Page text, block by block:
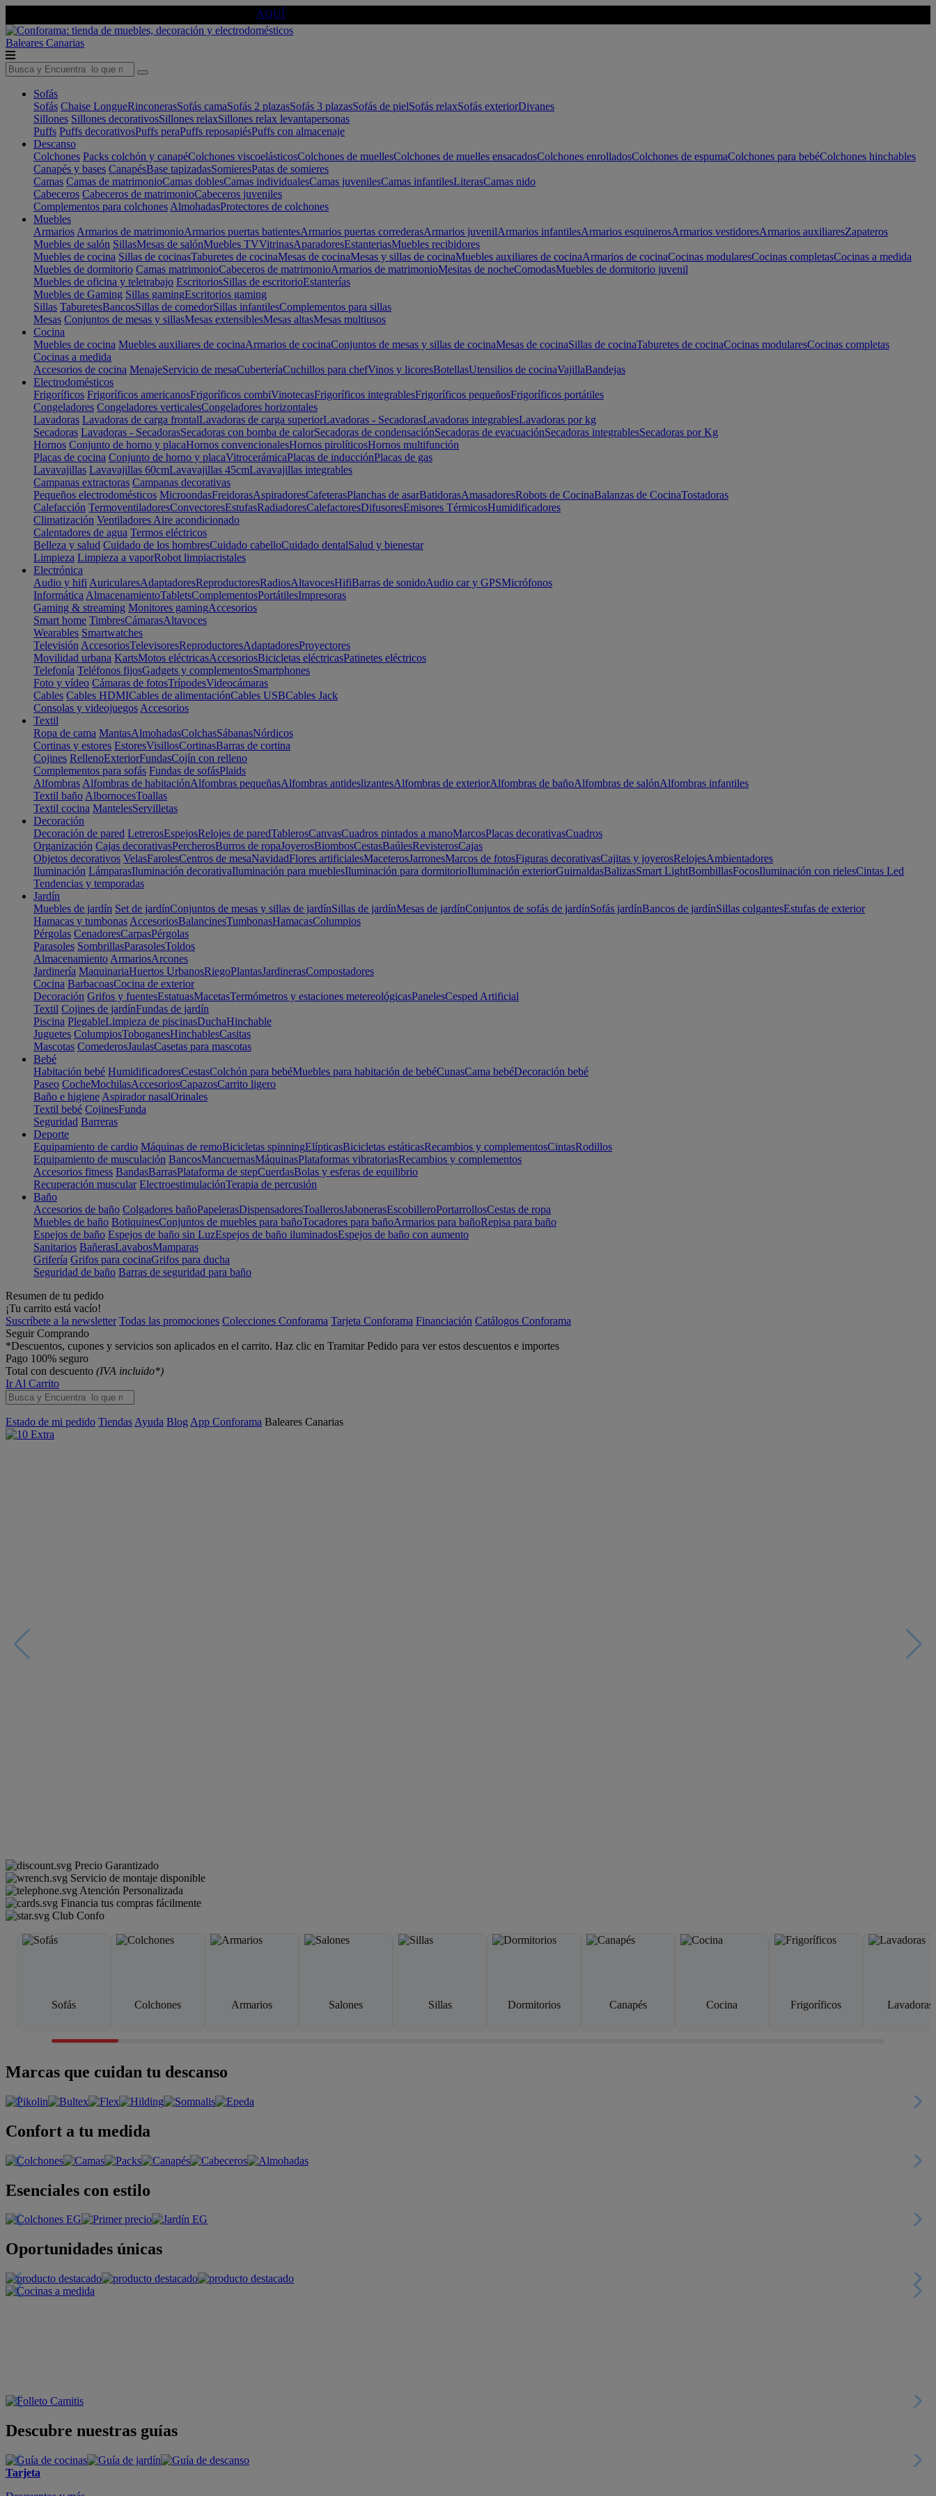
AQUÍ
Baleares Canarias
Sofás
Sofás Chaise LongueRinconerasSofás camaSofás 2 plazasSofás 3 plazasSofás de pielSofás relaxSofás exteriorDivanes
Sillones Sillones decorativosSillones relaxSillones relax levantapersonas
Puffs Puffs decorativosPuffs peraPuffs reposapiésPuffs con almacenaje
Descanso
Colchones Packs colchón y canapéColchones viscoelásticosColchones de muellesColchones de muelles ensacadosColchones enrolladosColchones de espumaColchones para bebéColchones hinchables
Canapés y bases CanapésBase tapizadasSomieresPatas de somieres
Camas Camas de matrimonioCamas doblesCamas individualesCamas juvenilesCamas infantilesLiterasCamas nido
Cabeceros Cabeceros de matrimonioCabeceros juveniles
Complementos para colchones AlmohadasProtectores de colchones
Muebles
Armarios Armarios de matrimonioArmarios puertas batientesArmarios puertas correderasArmarios juvenilArmarios infantilesArmarios esquinerosArmarios vestidoresArmarios auxiliaresZapateros
Muebles de salón SillasMesas de salónMuebles TVVitrinasAparadoresEstanteriasMuebles recibidores
Muebles de cocina Sillas de cocinasTaburetes de cocinaMesas de cocinaMesas y sillas de cocinaMuebles auxiliares de cocinaArmarios de cocinaCocinas modularesCocinas completasCocinas a medida
Muebles de dormitorio Camas matrimonioCabeceros de matrimonioArmarios de matrimonioMesitas de nocheComodasMuebles de dormitorio juvenil
Muebles de oficina y teletrabajo EscritoriosSillas de escritorioEstanterías
Muebles de Gaming Sillas gamingEscritorios gaming
Sillas TaburetesBancosSillas de comedorSillas infantilesComplementos para sillas
Mesas Conjuntos de mesas y sillasMesas extensiblesMesas altasMesas multiusos
Cocina
Muebles de cocina Muebles auxiliares de cocinaArmarios de cocinaConjuntos de mesas y sillas de cocinaMesas de cocinaSillas de cocinaTaburetes de cocinaCocinas modularesCocinas completas
Cocinas a medida
Accesorios de cocina MenajeServicio de mesaCuberteríaCuchillos para chefVinos y licoresBotellasUtensilios de cocinaVajillaBandejas
Electrodomésticos
Frigoríficos Frigoríficos americanosFrigoríficos combiVinotecasFrigoríficos integrablesFrigoríficos pequeñosFrigoríficos portátiles
Congeladores Congeladores verticalesCongeladores horizontales
Lavadoras Lavadoras de carga frontalLavadoras de carga superiorLavadoras - SecadorasLavadoras integrablesLavadoras por kg
Secadoras Lavadoras - SecadorasSecadoras con bomba de calorSecadoras de condensaciónSecadoras de evacuaciónSecadoras integrablesSecadoras por Kg
Hornos Conjunto de horno y placaHornos convencionalesHornos pirolíticosHornos multifunción
Placas de cocina Conjunto de horno y placaVitrocerámicaPlacas de inducciónPlacas de gas
Lavavajillas Lavavajillas 60cmLavavajillas 45cmLavavajillas integrables
Campanas extractoras Campanas decorativas
Pequeños electrodomésticos MicroondasFreidorasAspiradoresCafeterasPlanchas de asarBatidorasAmasadoresRobots de CocinaBalanzas de CocinaTostadoras
Calefacción TermoventiladoresConvectoresEstufasRadiadoresCalefactoresDifusoresEmisores TérmicosHumidificadores
Climatización Ventiladores Aire acondicionado
Calentadores de agua Termos eléctricos
Belleza y salud Cuidado de los hombresCuidado cabelloCuidado dentalSalud y bienestar
Limpieza Limpieza a vaporRobot limpiacristales
Electrónica
Audio y hifi AuricularesAdaptadoresReproductoresRadiosAltavocesHifiBarras de sonidoAudio car y GPSMicrófonos
Informática AlmacenamientoTabletsComplementosPortátilesImpresoras
Gaming & streaming Monitores gamingAccesorios
Smart home TimbresCámarasAltavoces
Wearables Smartwatches
Televisión AccesoriosTelevisoresReproductoresAdaptadoresProyectores
Movilidad urbana KartsMotos eléctricasAccesoriosBicicletas eléctricasPatinetes eléctricos
Telefonía Teléfonos fijosGadgets y complementosSmartphones
Foto y vídeo Cámaras de fotosTrípodesVideocámaras
Cables Cables HDMICables de alimentaciónCables USBCables Jack
Consolas y videojuegos Accesorios
Textil
Ropa de cama MantasAlmohadasColchasSábanasNórdicos
Cortinas y estores EstoresVisillosCortinasBarras de cortina
Cojines RellenoExteriorFundasCojín con relleno
Complementos para sofás Fundas de sofásPlaids
Alfombras Alfombras de habitaciónAlfombras pequeñasAlfombras antideslizantesAlfombras de exteriorAlfombras de bañoAlfombras de salónAlfombras infantiles
Textil baño AlbornocesToallas
Textil cocina MantelesServilletas
Decoración
Decoración de pared LetrerosEspejosRelojes de paredTablerosCanvasCuadros pintados a manoMarcosPlacas decorativasCuadros
Organización Cajas decorativasPercherosBurros de ropaJoyerosBiombosCestasBaúlesRevisterosCajas
Objetos decorativos VelasFarolesCentros de mesaNavidadFlores artificialesMaceterosJarronesMarcos de fotosFiguras decorativasCajitas y joyerosRelojesAmbientadores
Iluminación LámparasIluminación decorativaIluminación para mueblesIluminación para dormitorioIluminación exteriorGuirnaldasBalizasSmart LightBombillasFocosIluminación con rielesCintas Led
Tendencias y temporadas
Jardín
Muebles de jardín Set de jardínConjuntos de mesas y sillas de jardínSillas de jardínMesas de jardínConjuntos de sofás de jardínSofás jardínBancos de jardínSillas colgantesEstufas de exterior
Hamacas y tumbonas AccesoriosBalancinesTumbonasHamacasColumpios
Pérgolas CenadoresCarpasPérgolas
Parasoles SombrillasParasolesToldos
Almacenamiento ArmariosArcones
Jardinería MaquinariaHuertos UrbanosRiegoPlantasJardinerasCompostadores
Cocina BarbacoasCocina de exterior
Decoración Grifos y fuentesEstatuasMacetasTermómetros y estaciones metereológicasPanelesCesped Artificial
Textil Cojines de jardínFundas de jardín
Piscina PlegableLimpieza de piscinasDuchaHinchable
Juguetes ColumpiosToboganesHinchablesCasitas
Mascotas ComederosJaulasCasetas para mascotas
Bebé
Habitación bebé HumidificadoresCestasColchón para bebéMuebles para habitación de bebéCunasCama bebéDecoración bebé
Paseo CocheMochilasAccesoriosCapazosCarrito ligero
Baño e higiene Aspirador nasalOrinales
Textil bebé CojinesFunda
Seguridad Barreras
Deporte
Equipamiento de cardio Máquinas de remoBicicletas spinningElípticasBicicletas estáticasRecambios y complementosCintasRodillos
Equipamiento de musculación BancosMancuernasMáquinasPlataformas vibratoriasRecambios y complementos
Accesorios fitness BandasBarrasPlataforma de stepCuerdasBolas y esferas de equilibrio
Recuperación muscular ElectroestimulaciónTerapia de percusión
Baño
Accesorios de baño Colgadores bañoPapelerasDispensadoresToallerosJabonerasEscobilleroPortarrollosCestas de ropa
Muebles de baño BotiquinesConjuntos de muebles para bañoTocadores para bañoArmarios para bañoRepisa para baño
Espejos de baño Espejos de baño sin LuzEspejos de baño iluminadosEspejos de baño con aumento
Sanitarios BañerasLavabosMamparas
Grifería Grifos para cocinaGrifos para ducha
Seguridad de baño Barras de seguridad para baño
Resumen de tu pedido
¡Tu carrito está vacío!
Suscríbete a la newsletter Todas las promociones Colecciones Conforama Tarjeta Conforama Financiación Catálogos Conforama
Seguir Comprando
*Descuentos, cupones y servicios son aplicados en el carrito. Haz clic en Tramitar Pedido para ver estos descuentos e importes
Pago 100% seguro
Total con descuento (IVA incluido*)
Ir Al Carrito
Estado de mi pedido Tiendas Ayuda Blog App Conforama Baleares Canarias
Precio Garantizado
Servicio de montaje disponible
Atención Personalizada
Financia tus compras fácilmente
Club Confo
Sofás Colchones Armarios Salones Sillas Dormitorios Canapés Cocina Frigoríficos Lavadoras
Marcas que cuidan tu descanso
Confort a tu medida
Esenciales con estilo
Oportunidades únicas
Descubre nuestras guías
Tarjeta